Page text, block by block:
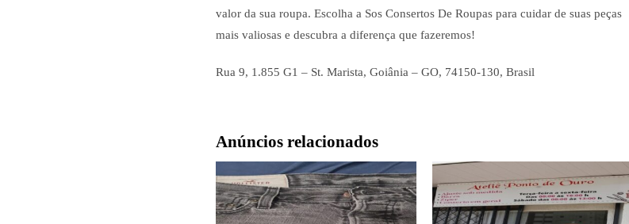
valor da sua roupa. Escolha a Sos Consertos De Roupas para cuidar de suas peças
mais valiosas e descubra a diferença que fazeremos!
Rua 9, 1.855 G1 – St. Marista, Goiânia – GO, 74150-130, Brasil
Anúncios relacionados